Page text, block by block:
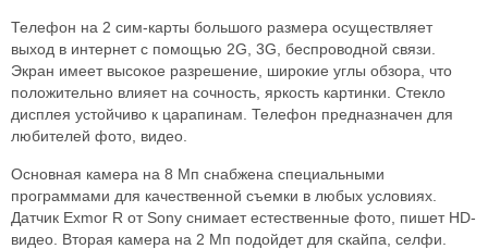
Телефон на 2 сим-карты большого размера осуществляет
выход в интернет с помощью 2G, 3G, беспроводной связи.
Экран имеет высокое разрешение, широкие углы обзора, что
положительно влияет на сочность, яркость картинки. Стекло
дисплея устойчиво к царапинам. Телефон предназначен для
любителей фото, видео.
Основная камера на 8 Мп снабжена специальными
программами для качественной съемки в любых условиях.
Датчик Exmor R от Sony снимает естественные фото, пишет HD-
видео. Вторая камера на 2 Мп подойдет для скайпа, селфи.